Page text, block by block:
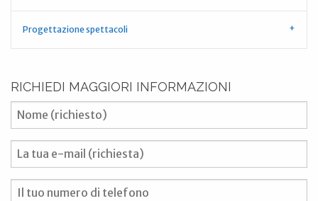
Progettazione spettacoli
RICHIEDI MAGGIORI INFORMAZIONI